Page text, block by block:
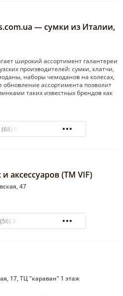
— сумки из Италии,
широкий ассортимент галантереи
производителей: сумки, клатчи,
наборы чемоданов на колесах,
ассортимента позволит
таких известных брендов как
0026990
аксессуаров (ТМ VIF)
47
373 00 34
17, ТЦ "караван" 1 этаж